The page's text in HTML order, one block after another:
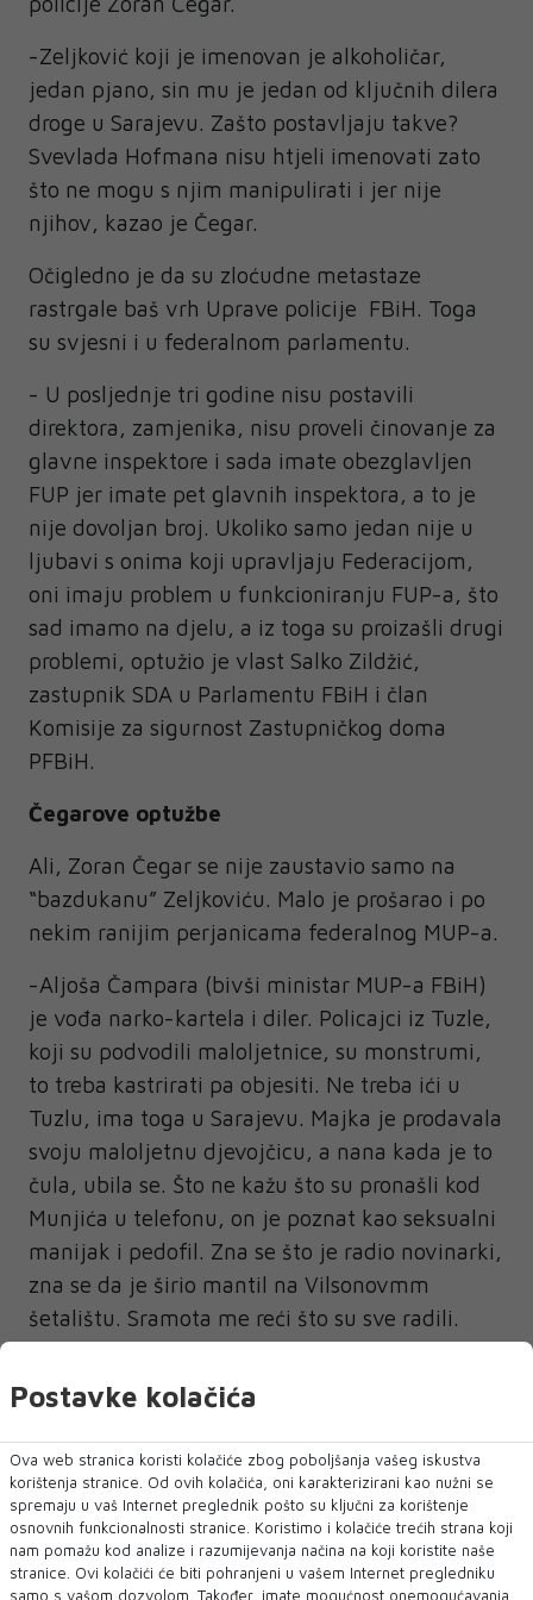
-Zeljković koji je imenovan je alkoholičar,
jedan pjano, sin mu je jedan od ključnih dilera
droge u Sarajevu. Zašto postavljaju takve?
Svevlada Hofmana nisu htjeli imenovati zato
što ne mogu s njim manipulirati i jer nije
njihov, kazao je Čegar.
Očigledno je da su zloćudne metastaze
rastrgale baš vrh Uprave policije FBiH. Toga
su svjesni i u federalnom parlamentu.
- U posljednje tri godine nisu postavili
direktora, zamjenika, nisu proveli činovanje za
glavne inspektore i sada imate obezglavljen
FUP jer imate pet glavnih inspektora, a to je
nije dovoljan broj. Ukoliko samo jedan nije u
ljubavi s onima koji upravljaju Federacijom,
oni imaju problem u funkcioniranju FUP-a, što
sad imamo na djelu, a iz toga su proizašli drugi
problemi, optužio je vlast Salko Zildžić,
zastupnik SDA u Parlamentu FBiH i član
Komisije za sigurnost Zastupničkog doma
PFBiH.
Čegarove optužbe
Ali, Zoran Čegar se nije zaustavio samo na
“bazdukanu” Zeljkoviću. Malo je prošarao i po
nekim ranijim perjanicama federalnog MUP-a.
-Aljoša Čampara (bivši ministar MUP-a FBiH)
je vođa narko-kartela i diler. Policajci iz Tuzle,
koji su podvodili maloljetnice, su monstrumi,
to treba kastrirati pa objesiti. Ne treba ići u
Tuzlu, ima toga u Sarajevu. Majka je prodavala
svoju maloljetnu djevojčicu, a nana kada je to
čula, ubila se. Što ne kažu što su pronašli kod
Munjića u telefonu, on je poznat kao seksualni
manijak i pedofil. Zna se što je radio novinarki,
zna se da je širio mantil na Vilsonovmm
šetalištu. Sramota me reći što su sve radili.
imbecil, on je pljačkao konvoje koji su dolazili
od milijun maraka, sipao je optužbe Čegar.
Demonizirani ministar unutarnjih poslova
Ramo Isak se branio nemuštim kontra
etiketiranjima kako je Čegar “neuračunljiv” i
Postavke kolačića
Ova web stranica koristi kolačiće zbog poboljšanja vašeg iskustva
korištenja stranice. Od ovih kolačića, oni karakterizirani kao nužni se
spremaju u vaš Internet preglednik pošto su ključni za korištenje
osnovnih funkcionalnosti stranice. Koristimo i kolačiće trećih strana koji
nam pomažu kod analize i razumijevanja načina na koji koristite naše
stranice. Ovi kolačići će biti pohranjeni u vašem Internet pregledniku
samo s vašom dozvolom. Također, imate mogućnost onemogućavanja